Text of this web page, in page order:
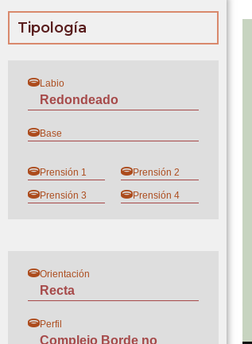
Tipología
Labio
Redondeado
Base
Prensión 1 Prensión 2
Prensión 3 Prensión 4
Orientación
Recta
Perfil
Complejo Borde no